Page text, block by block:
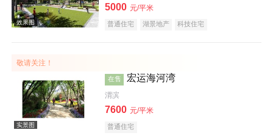
5000 元/平米
普通住宅 湖景地产 科技住宅
敬请关注！
在售 宏运海河湾
渭滨
7600 元/平米
普通住宅